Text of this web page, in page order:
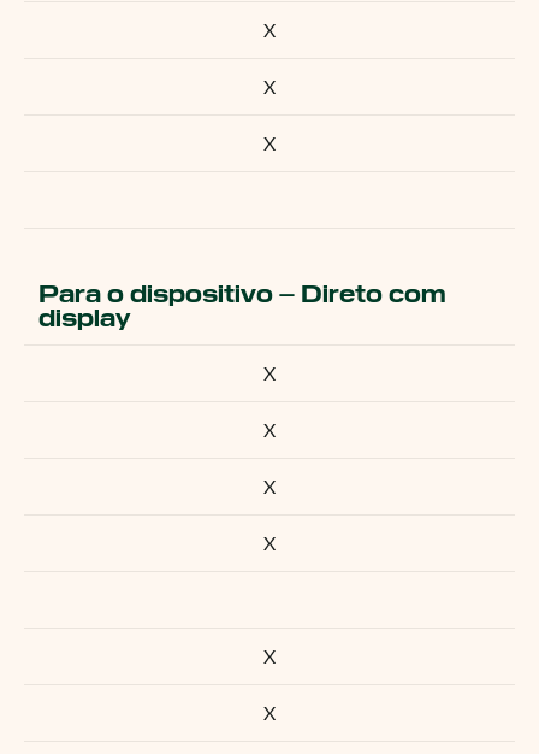
X
X
X
Para o dispositivo – Direto com
display
X
X
X
X
X
X